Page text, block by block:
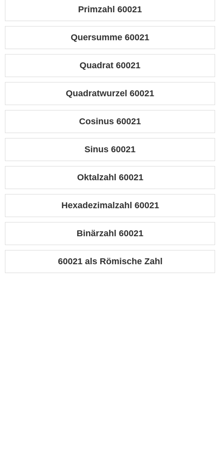
Primzahl 60021
Quersumme 60021
Quadrat 60021
Quadratwurzel 60021
Cosinus 60021
Sinus 60021
Oktalzahl 60021
Hexadezimalzahl 60021
Binärzahl 60021
60021 als Römische Zahl